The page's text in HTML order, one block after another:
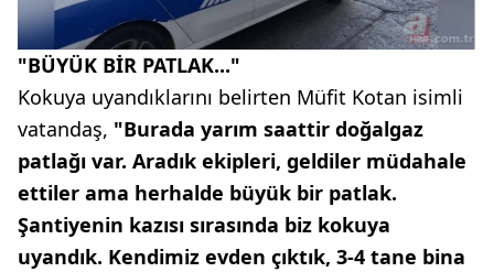
"BÜYÜK BİR PATLAK..."
Kokuya uyandıklarını belirten Müfit Kotan isimli
vatandaş, "Burada yarım saattir doğalgaz
patlağı var. Aradık ekipleri, geldiler müdahale
ettiler ama herhalde büyük bir patlak.
Şantiyenin kazısı sırasında biz kokuya
uyandık. Kendimiz evden çıktık, 3-4 tane bina